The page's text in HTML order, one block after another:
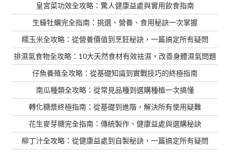
皇宮菜功效全攻略：驚人健康益處與實用飲食指南
生蠔牡蠣完全指南：挑選、營養、食用秘訣一次掌握
糯玉米全攻略：從營養價值到烹飪秘訣，一篇搞定所有疑問
排濕氣食物全攻略：10大天然食材有效祛濕，改善身體濕氣問題
仔魚養殖全攻略：從基礎知識到實戰技巧的終極指南
南瓜種類全攻略：從常見品種到選購種植一次搞懂
轉化糖漿終極指南：從基礎到進階，解決所有使用疑難
花生麥芽糖完全指南：傳統製作、健康益處與選購秘訣
柳丁汁全攻略：從健康益處到自製秘訣，一篇搞定所有疑問